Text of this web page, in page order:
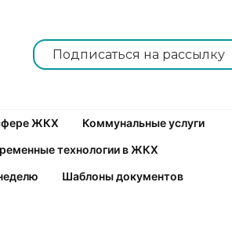
Подписаться на рассылку
ЖКХ
Коммунальные услуги
технологии в ЖКХ
Шаблоны документов